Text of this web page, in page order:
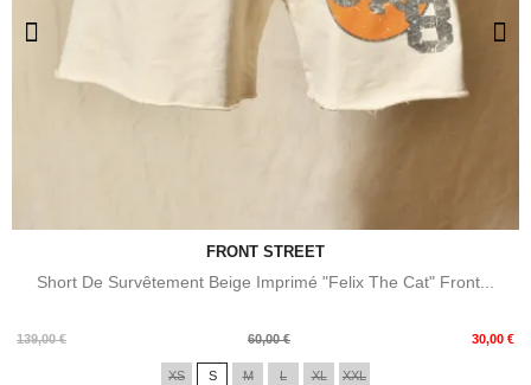
FRONT STREET
Short De Survêtement Beige Imprimé "Felix The Cat" Front...
139,00 €
Prix
60,00 € 30,00 €
Prix
XS S M L XL XXL